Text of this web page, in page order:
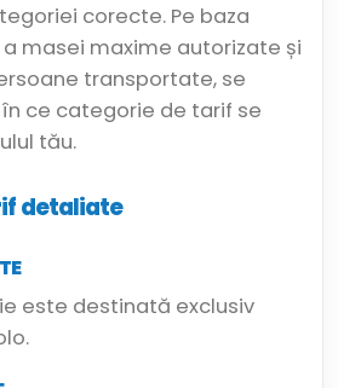
corecte. Pe baza
masei maxime autorizate și
transportate, se
ce categorie de tarif se
tău.
detaliate
este destinată exclusiv